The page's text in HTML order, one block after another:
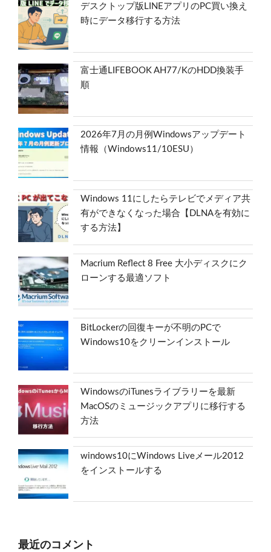
デスクトップ版LINEアプリのPC買い換え
時にデータ移行する方法
富士通LIFEBOOK AH77/KのHDD換装手
順
2026年7月の月例Windowsアップデート
情報（Windows11/10ESU）
Windows 11にしたらテレビでメディア共
有ができなくなった場合【DLNAを有効に
する方法】
Macrium Reflect 8 Free 大小ディスクにク
ローンする最適ソフト
BitLockerの回復キーが不明のPCで
Windows10をクリーンインストール
WindowsのiTunesライブラリーを最新
MacOSのミュージックアプリに移行する
方法
windows10にWindows Liveメール2012
をインストールする
最近のコメント